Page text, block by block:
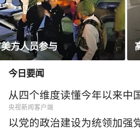
高圆圆晒出游随拍笑容明媚状
今日要闻
从四个维度读懂今年以来中
央视新闻客户端
以党的政治建设为统领加强